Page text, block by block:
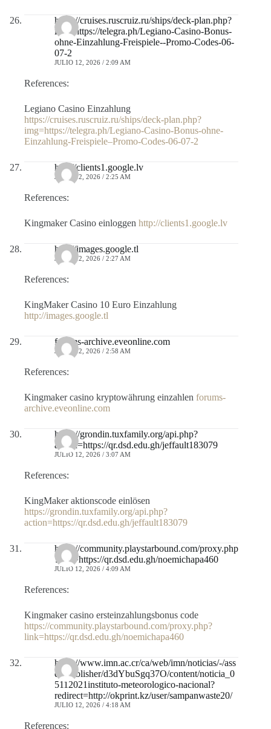
https://cruises.ruscruiz.ru/ships/deck-plan.php?
img=https://telegra.ph/Legiano-Casino-Bonus-
ohne-Einzahlung-Freispiele--Promo-Codes-06-
07-2
JULIO 12, 2026 / 2:09 AM
References:
Legiano Casino Einzahlung
https://cruises.ruscruiz.ru/ships/deck-plan.php?
img=https://telegra.ph/Legiano-Casino-Bonus-ohne-
Einzahlung-Freispiele–Promo-Codes-06-07-2
http://clients1.google.lv
JULIO 12, 2026 / 2:25 AM
References:
Kingmaker Casino einloggen http://clients1.google.lv
http://images.google.tl
JULIO 12, 2026 / 2:27 AM
References:
KingMaker Casino 10 Euro Einzahlung
http://images.google.tl
forums-archive.eveonline.com
JULIO 12, 2026 / 2:58 AM
References:
Kingmaker casino kryptowährung einzahlen forums-
archive.eveonline.com
https://grondin.tuxfamily.org/api.php?
action=https://qr.dsd.edu.gh/jeffault183079
JULIO 12, 2026 / 3:07 AM
References:
KingMaker aktionscode einlösen
https://grondin.tuxfamily.org/api.php?
action=https://qr.dsd.edu.gh/jeffault183079
https://community.playstarbound.com/proxy.php
?link=https://qr.dsd.edu.gh/noemichapa460
JULIO 12, 2026 / 4:09 AM
References:
Kingmaker casino ersteinzahlungsbonus code
https://community.playstarbound.com/proxy.php?
link=https://qr.dsd.edu.gh/noemichapa460
https://www.imn.ac.cr/ca/web/imn/noticias/-/ass
et_publisher/d3dYbuSgq37O/content/noticia_0
5112021instituto-meteorologico-nacional?
redirect=http://okprint.kz/user/sampanwaste20/
JULIO 12, 2026 / 4:18 AM
References: